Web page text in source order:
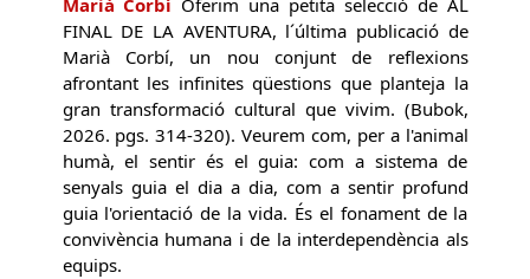
Marià Corbí Oferim una petita selecció de AL
FINAL DE LA AVENTURA, l´última publicació de
Marià Corbí, un nou conjunt de reflexions
afrontant les infinites qüestions que planteja la
gran transformació cultural que vivim. (Bubok,
2026. pgs. 314-320). Veurem com, per a l'animal
humà, el sentir és el guia: com a sistema de
senyals guia el dia a dia, com a sentir profund
guia l'orientació de la vida. És el fonament de la
convivència humana i de la interdependència als
equips.